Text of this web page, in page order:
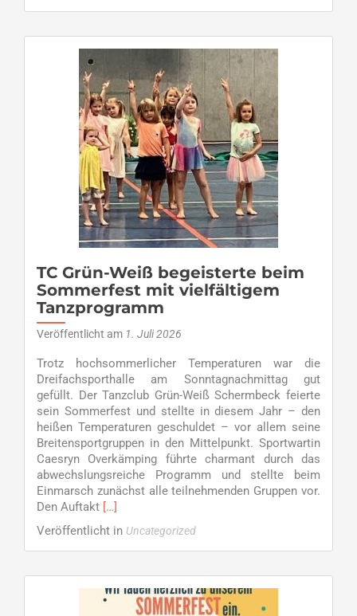
„Amianto“
Verstärkung
–
und
Modern/
Dance
für
Jugendliche
von
bis
14
Jahre
TC Grün-Weiß begeisterte beim
Sommerfest mit vielfältigem
Tanzprogramm
Veröffentlicht am 1. Juli 2026
Trotz hochsommerlicher Temperaturen war die
Dreifachsporthalle am Sonntagnachmittag gut
gefüllt. Der Tanzclub Grün-Weiß Schermbeck feierte
sein Sommerfest und stellte in diesem Jahr – den
heißen Temperaturen geschuldet – vor allem seine
Breitensportgruppen in den Mittelpunkt. Sportwartin
Caesryn Overkämping führte charmant durch das
abwechslungsreiche Programm und stellte beim
Einmarsch zunächst alle teilnehmenden Gruppen vor.
Den Auftakt Read
about
TC
Weiß
begeisterte
[…]
Veröffentlicht in Uncategorized